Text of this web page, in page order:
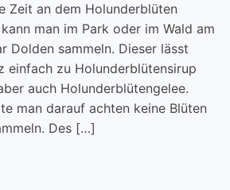
Zeit an dem Holunderblüten
man im Park oder im Wald am
Dolden sammeln. Dieser lässt
einfach zu Holunderblütensirup
auch Holunderblütengelee.
man darauf achten keine Blüten
Des […]